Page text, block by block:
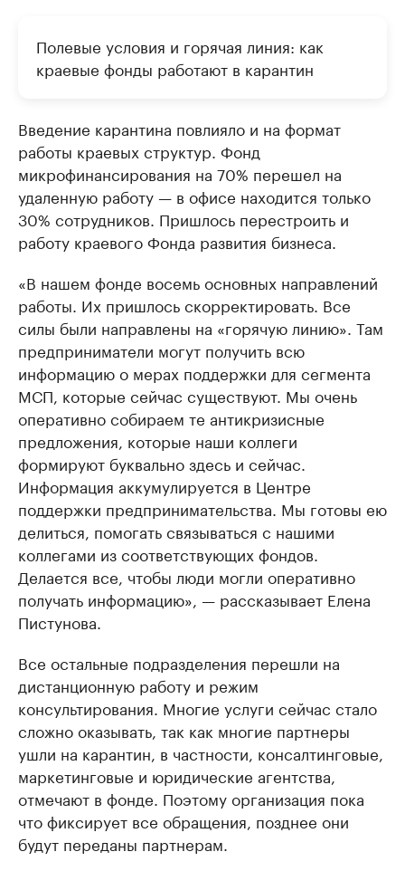
Полевые условия и горячая линия: как
краевые фонды работают в карантин
Введение карантина повлияло и на формат
работы краевых структур. Фонд
микрофинансирования на 70% перешел на
удаленную работу — в офисе находится только
30% сотрудников. Пришлось перестроить и
работу краевого Фонда развития бизнеса.
«В нашем фонде восемь основных направлений
работы. Их пришлось скорректировать. Все
силы были направлены на «горячую линию». Там
предприниматели могут получить всю
информацию о мерах поддержки для сегмента
МСП, которые сейчас существуют. Мы очень
оперативно собираем те антикризисные
предложения, которые наши коллеги
формируют буквально здесь и сейчас.
Информация аккумулируется в Центре
поддержки предпринимательства. Мы готовы ею
делиться, помогать связываться с нашими
коллегами из соответствующих фондов.
Делается все, чтобы люди могли оперативно
получать информацию», — рассказывает Елена
Пистунова.
Все остальные подразделения перешли на
дистанционную работу и режим
консультирования. Многие услуги сейчас стало
сложно оказывать, так как многие партнеры
ушли на карантин, в частности, консалтинговые,
маркетинговые и юридические агентства,
отмечают в фонде. Поэтому организация пока
что фиксирует все обращения, позднее они
будут переданы партнерам.